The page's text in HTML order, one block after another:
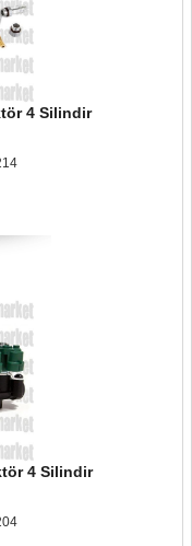
4 Silindir
4 Silindir